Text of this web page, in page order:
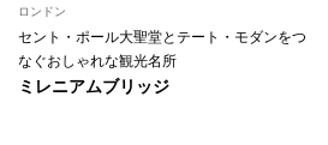
ロンドン
セント・ポール大聖堂とテート・モダンをつ
なぐおしゃれな観光名所
ミレニアムブリッジ